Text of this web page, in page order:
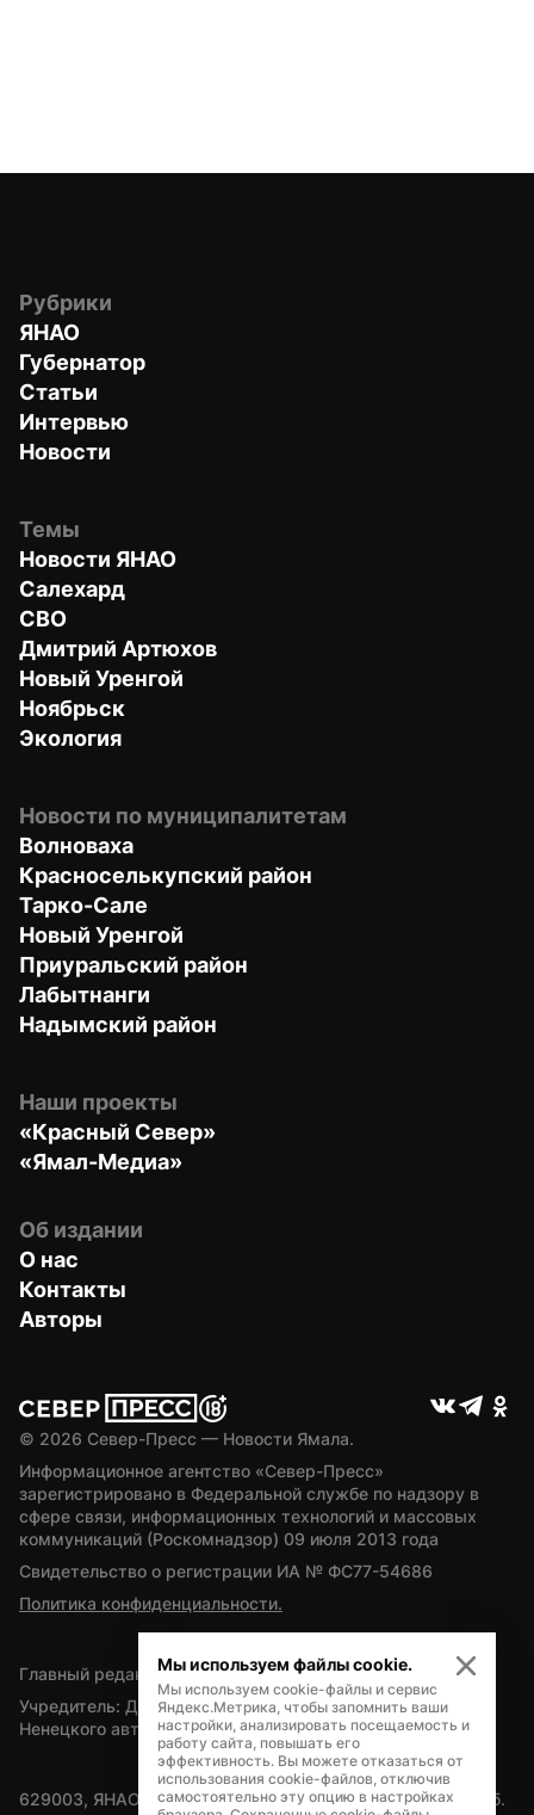
Рубрики
ЯНАО
Губернатор
Статьи
Интервью
Новости
Темы
Новости ЯНАО
Салехард
СВО
Дмитрий Артюхов
Новый Уренгой
Ноябрьск
Экология
Новости по муниципалитетам
Волноваха
Красноселькупский район
Тарко-Сале
Новый Уренгой
Приуральский район
Лабытнанги
Надымский район
Наши проекты
«Красный Север»
«Ямал-Медиа»
Об издании
О нас
Контакты
Авторы
© 2026 Север-Пресс — Новости Ямала.
Информационное агентство «Север-Пресс»
зарегистрировано в Федеральной службе по надзору в
сфере связи, информационных технологий и массовых
коммуникаций (Роскомнадзор) 09 июля 2013 года
Свидетельство о регистрации ИА № ФС77-54686
Политика конфиденциальности.
Главный редактор — А.Л. Поздеев
Учредитель: Департамент внутренней политики Ямало-
Ненецкого автономного округа
629003, ЯНАО, Салехард, мкр. Богдана Кнунянца, д.1, каб.
Мы используем файлы cookie.
Мы используем cookie-файлы и сервис
Яндекс.Метрика, чтобы запомнить ваши
настройки, анализировать посещаемость и
работу сайта, повышать его
эффективность. Вы можете отказаться от
использования cookie-файлов, отключив
самостоятельно эту опцию в настройках